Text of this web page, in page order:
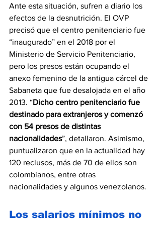
Ante esta situación, sufren a diario los
efectos de la desnutrición. El OVP
precisó que el centro penitenciario fue
“inaugurado” en el 2018 por el
Ministerio de Servicio Penitenciario,
pero los presos están ocupando el
anexo femenino de la antigua cárcel de
Sabaneta que fue desalojada en el año
2013. “Dicho centro penitenciario fue
destinado para extranjeros y comenzó
con 54 presos de distintas
nacionalidades”, detallaron. Asimismo,
puntualizaron que en la actualidad hay
120 reclusos, más de 70 de ellos son
colombianos, entre otras
nacionalidades y algunos venezolanos.
Los salarios mínimos no